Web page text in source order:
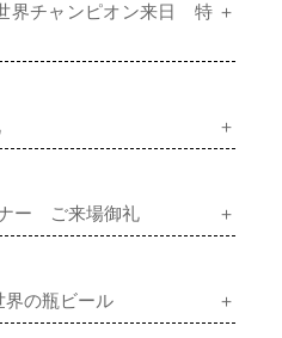
界チャンピオン来日 特 ＋
＋
ー ご来場御礼 ＋
の瓶ビール ＋